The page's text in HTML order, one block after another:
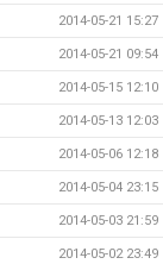
2014-05-21 15:27
2014-05-21 09:54
2014-05-15 12:10
2014-05-13 12:03
2014-05-06 12:18
2014-05-04 23:15
2014-05-03 21:59
2014-05-02 23:49